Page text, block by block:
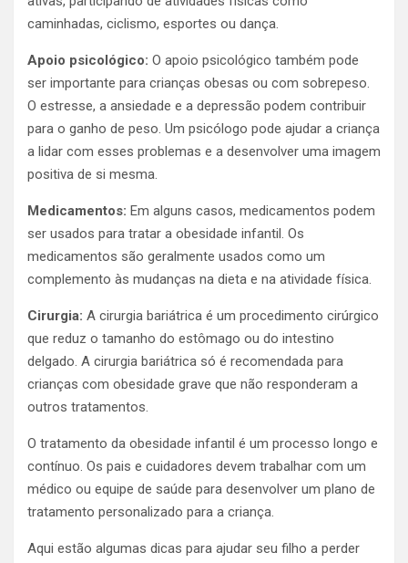
caminhadas, ciclismo, esportes ou dança.
Apoio psicológico: O apoio psicológico também pode
ser importante para crianças obesas ou com sobrepeso.
O estresse, a ansiedade e a depressão podem contribuir
para o ganho de peso. Um psicólogo pode ajudar a criança
a lidar com esses problemas e a desenvolver uma imagem
positiva de si mesma.
Medicamentos: Em alguns casos, medicamentos podem
ser usados para tratar a obesidade infantil. Os
medicamentos são geralmente usados como um
complemento às mudanças na dieta e na atividade física.
Cirurgia: A cirurgia bariátrica é um procedimento cirúrgico
que reduz o tamanho do estômago ou do intestino
delgado. A cirurgia bariátrica só é recomendada para
crianças com obesidade grave que não responderam a
outros tratamentos.
O tratamento da obesidade infantil é um processo longo e
contínuo. Os pais e cuidadores devem trabalhar com um
médico ou equipe de saúde para desenvolver um plano de
tratamento personalizado para a criança.
Aqui estão algumas dicas para ajudar seu filho a perder